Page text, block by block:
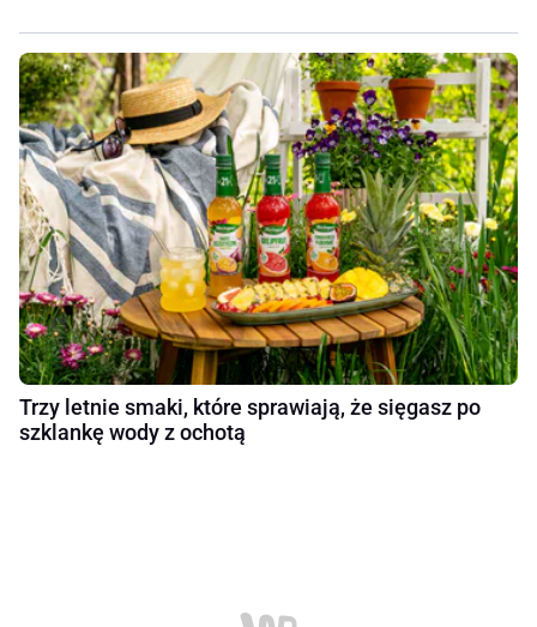
Trzy letnie smaki, które sprawiają, że sięgasz po
szklankę wody z ochotą